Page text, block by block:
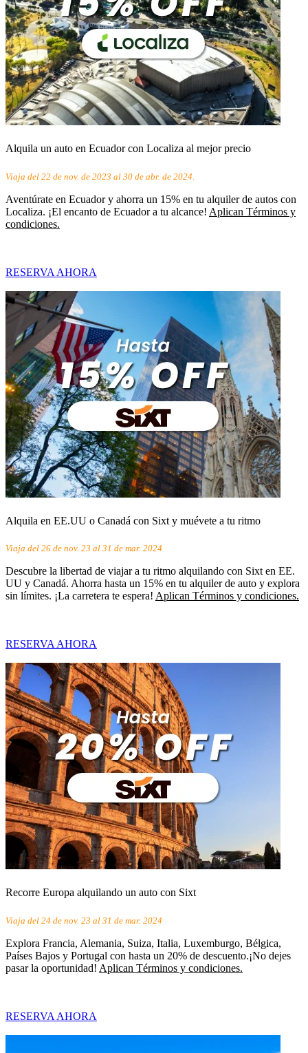
Alquila un auto en Ecuador con Localiza al mejor precio
Viaja del 22 de nov. de 2023 al 30 de abr. de 2024.
Aventúrate en Ecuador y ahorra un 15% en tu alquiler de autos con
Localiza. ¡El encanto de Ecuador a tu alcance! Aplican Términos y
condiciones.
RESERVA AHORA
Alquila en EE.UU o Canadá con Sixt y muévete a tu ritmo
Viaja del 26 de nov. 23 al 31 de mar. 2024
Descubre la libertad de viajar a tu ritmo alquilando con Sixt en EE.
UU y Canadá. Ahorra hasta un 15% en tu alquiler de auto y explora
sin límites. ¡La carretera te espera! Aplican Términos y condiciones.
RESERVA AHORA
Recorre Europa alquilando un auto con Sixt
Viaja del 24 de nov. 23 al 31 de mar. 2024
Explora Francia, Alemania, Suiza, Italia, Luxemburgo, Bélgica,
Países Bajos y Portugal con hasta un 20% de descuento.¡No dejes
pasar la oportunidad! Aplican Términos y condiciones.
RESERVA AHORA